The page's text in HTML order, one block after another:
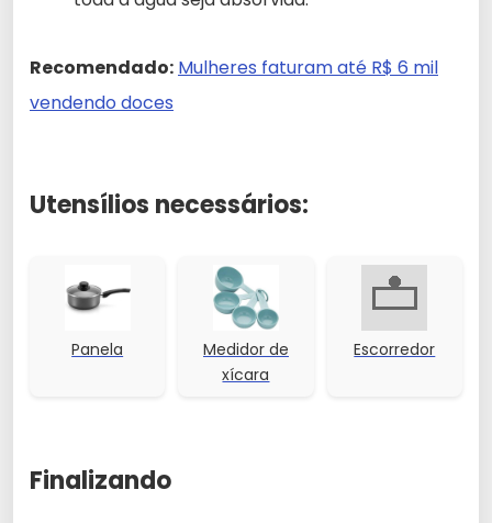
Recomendado: Mulheres faturam até R$ 6 mil
vendendo doces
Utensílios necessários:
Panela
Medidor de
xícara
Escorredor
Finalizando